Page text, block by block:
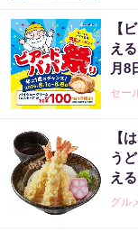
【
え
月8
セー
【
う
え
グル